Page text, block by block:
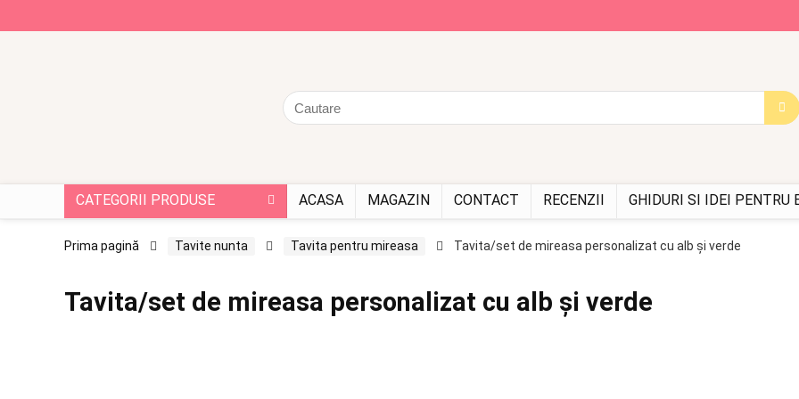
CATEGORII PRODUSE ACASA MAGAZIN CONTACT RECENZII GHIDURI SI IDEI PENTRU
Prima pagină Tavite nunta Tavita pentru mireasa Tavita/set de mireasa personalizat cu alb și verde
Tavita/set de mireasa personalizat cu alb și verde